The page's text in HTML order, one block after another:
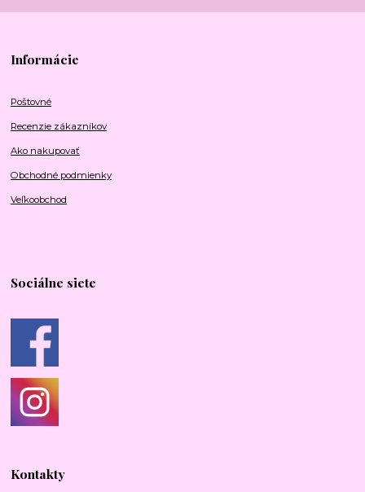
Informácie
Poštovné
Recenzie zákazníkov
Ako nakupovať
Obchodné podmienky
Veľkoobchod
Sociálne siete
Kontakty